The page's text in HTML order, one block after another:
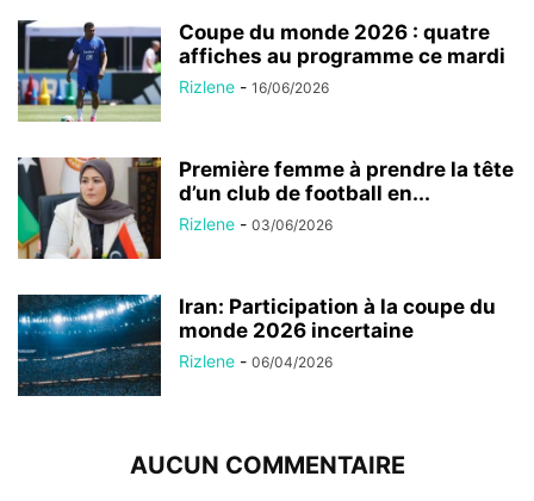
Coupe du monde 2026 : quatre
affiches au programme ce mardi
Rizlene - 16/06/2026
Première femme à prendre la tête
d’un club de football en...
Rizlene - 03/06/2026
Iran: Participation à la coupe du
monde 2026 incertaine
Rizlene - 06/04/2026
AUCUN COMMENTAIRE